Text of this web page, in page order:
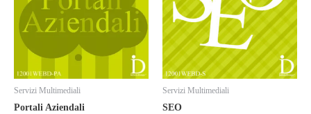
Servizi Multimediali
Portali Aziendali
Servizi Multimediali
SEO